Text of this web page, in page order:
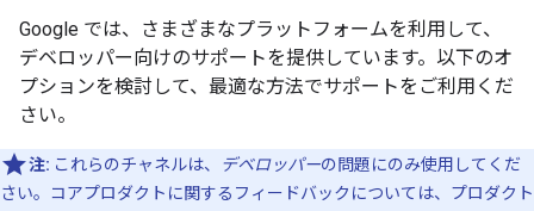
Google では、さまざまなプラットフォームを利用して、
デベロッパー向けのサポートを提供しています。以下のオ
プションを検討して、最適な方法でサポートをご利用くだ
さい。
注: これらのチャネルは、 デベロッパーの問題にのみ使用してくだ
さい。コアプロダクトに関するフィードバックについては、プロダクト